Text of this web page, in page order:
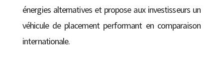
énergies alternatives et propose aux investisseurs un
véhicule de placement performant en comparaison
internationale.